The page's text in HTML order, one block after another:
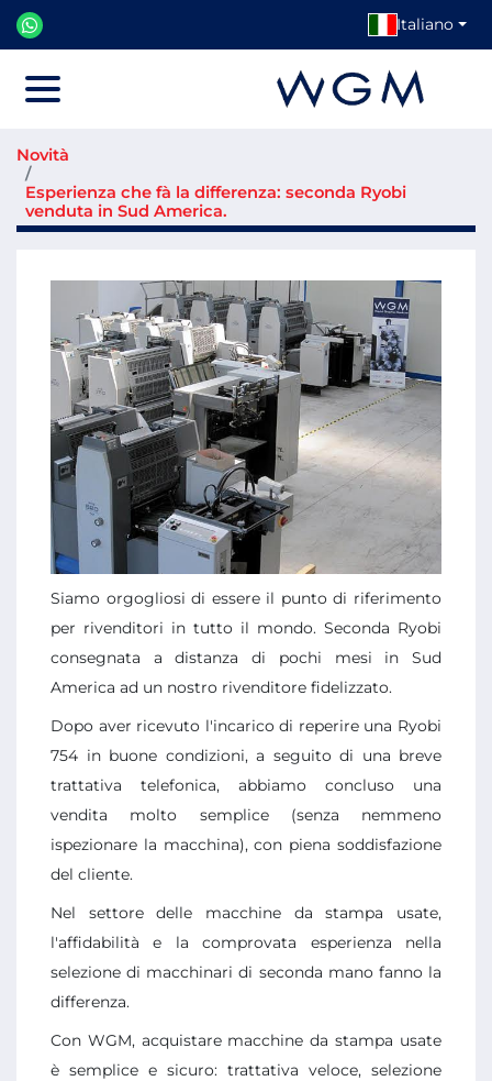
Italiano
Novità
Esperienza che fà la differenza: seconda Ryobi
venduta in Sud America.
Siamo orgogliosi di essere il punto di riferimento
per rivenditori in tutto il mondo. Seconda Ryobi
consegnata a distanza di pochi mesi in Sud
America ad un nostro rivenditore fidelizzato.
Dopo aver ricevuto l'incarico di reperire una Ryobi
754 in buone condizioni, a seguito di una breve
trattativa telefonica, abbiamo concluso una
vendita molto semplice (senza nemmeno
ispezionare la macchina), con piena soddisfazione
del cliente.
Nel settore delle macchine da stampa usate,
l'affidabilità e la comprovata esperienza nella
selezione di macchinari di seconda mano fanno la
differenza.
Con WGM, acquistare macchine da stampa usate
è semplice e sicuro: trattativa veloce, selezione